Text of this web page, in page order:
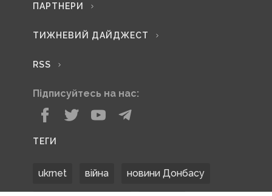
ПАРТНЕРИ
ТИЖНЕВИЙ ДАЙДЖЕСТ
RSS
Підписуйтесь на нас:
ТЕГИ
ukrnet війна новини Донбасу